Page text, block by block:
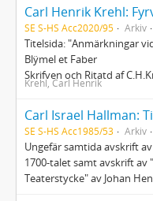
Carl Henrik Krehl:
SE S-HS Acc2020/95 Arkiv
Titelsida: "Anmärkningar
Blÿmel et Faber
Skrifven och Ritatd af
Krehl, Carl Henrik
Carl Israel Hallman:
SE S-HS Acc1985/53 Arkiv
Ungefär samtida avskrift
1700-talet samt avskrift
Teaterstycke" av Johan